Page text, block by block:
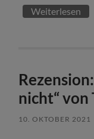
Weiterlesen
nicht“ von
10. OKTOBER 2021